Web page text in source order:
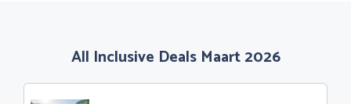
All Inclusive Deals Maart 2026